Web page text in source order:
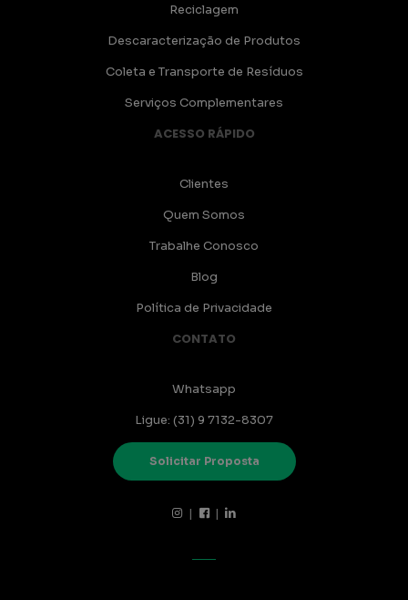
Reciclagem
Descaracterização de Produtos
Coleta e Transporte de Resíduos
Serviços Complementares
ACESSO RÁPIDO
Clientes
Quem Somos
Trabalhe Conosco
Blog
Política de Privacidade
CONTATO
Whatsapp
Ligue: (31) 9 7132-8307
Solicitar Proposta
| |